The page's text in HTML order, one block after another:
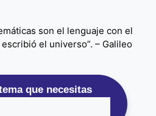
son el lenguaje con el
el universo”. – Galileo
que necesitas